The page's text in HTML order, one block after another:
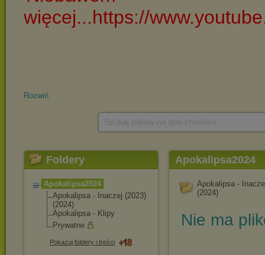
Rozwiń
Foldery
Apokalipsa2024
Apokalipsa - Inaczej (2023)
(2024)
Apokalipsa - Klipy
Prywatne
Pokazuj foldery i treści
Apokalipsa2024
Apokalipsa -
(2024)
Nie ma